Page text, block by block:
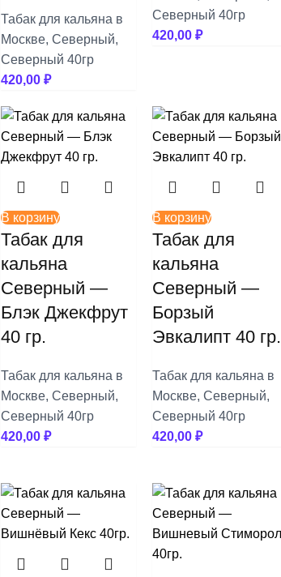
Табак для кальяна в
Москве, Северный,
Северный 40гр
420,00₽
Северный 40гр
420,00 ₽
В корзину
Табак для
кальяна
Северный —
Блэк Джекфрут
40 гр.
Табак для кальяна в
Москве, Северный,
Северный 40гр
420,00₽
В корзину
Табак для
кальяна
Северный —
Борзый
Эвкалипт 40 гр.
Табак для кальяна в
Москве, Северный,
Северный 40гр
420,00 ₽